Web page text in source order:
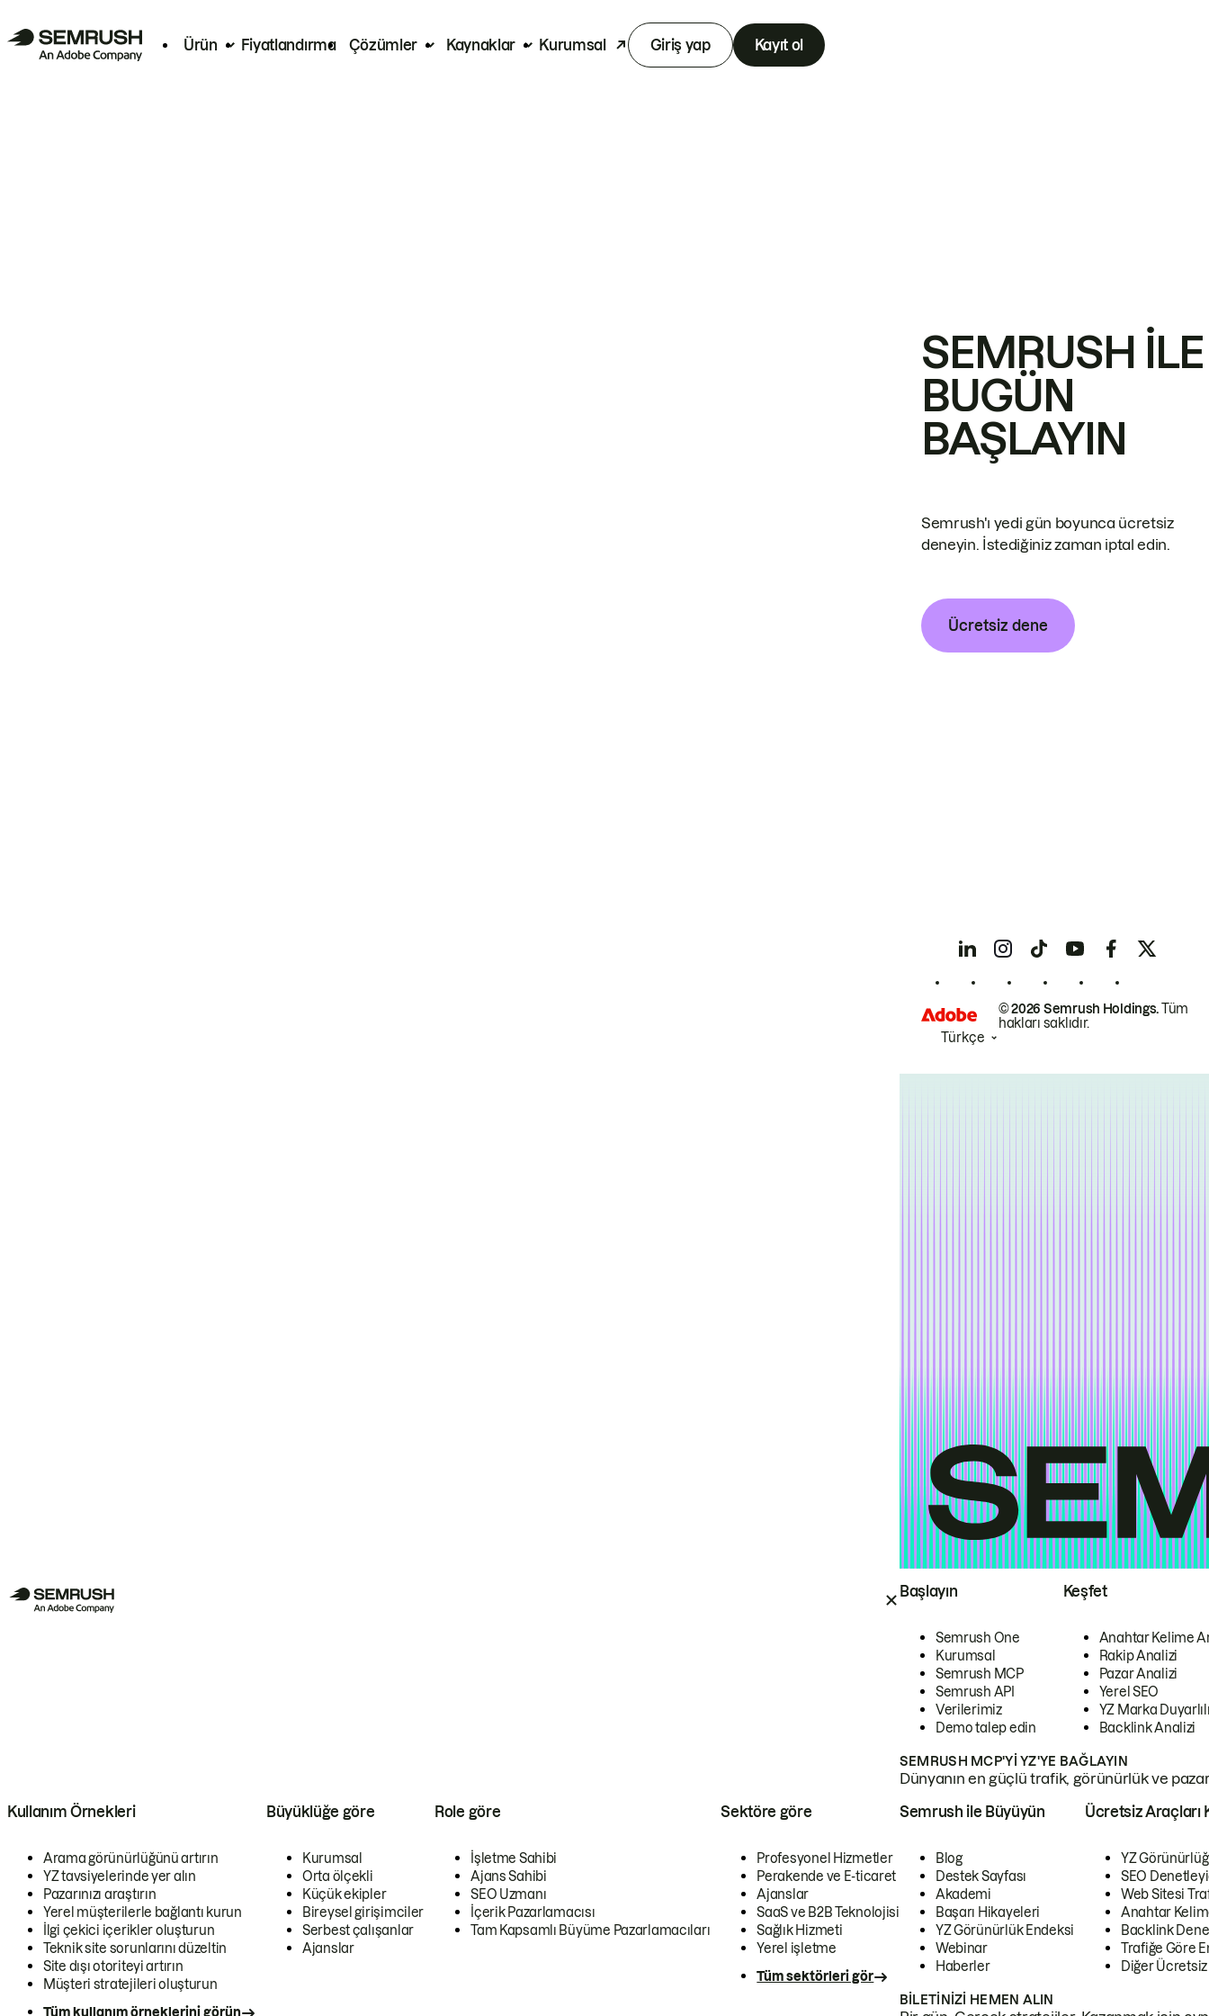
Ürün Fiyatlandırma Çözümler Kaynaklar Kurumsal Giriş yap Kayıt ol
Başlayın
Semrush One
Kurumsal
Semrush MCP
Semrush API
Verilerimiz
Demo talep edin
Keşfet
Anahtar Kelime
Rakip Analizi
Pazar Analizi
Yerel SEO
YZ Marka
Backlink Analizi
SEMRUSH MCP'YI YZ'YE BAĞLAYIN
Dünyanın en güçlü trafik, görünürlük ve
Kullanım Örnekleri
Arama görünürlüğünü artırın
YZ tavsiyelerinde yer alın
Pazarınızı araştırın
Yerel müşterilerle bağlantı kurun
İlgi çekici içerikler oluşturun
Teknik site sorunlarını düzeltin
Site dışı otoriteyi artırın
Müşteri stratejileri oluşturun
Tüm kullanım örneklerini görün
Büyüklüğe göre
Kurumsal
Orta ölçekli
Küçük ekipler
Bireysel girişimciler
Serbest çalışanlar
Ajanslar
Role göre
İşletme Sahibi
Ajans Sahibi
SEO Uzmanı
İçerik Pazarlamacısı
Tam Kapsamlı Büyüme Pazarlamacıları
Sektöre göre
Profesyonel Hizmetler
Perakende ve E-ticaret
Ajanslar
SaaS ve B2B Teknolojisi
Sağlık Hizmeti
Yerel işletme
Tüm sektörleri gör
Semrush ile Büyüyün
Blog
Destek Sayfası
Akademi
Başarı Hikayeleri
YZ Görünürlük Endeksi
Webinar
Haberler
Ücretsiz Araçları
YZ
SEO
Web Sitesi
Anahtar
Backlink
Trafiğe Göre
Diğer
BILETINIZI HEMEN ALIN
SEMRUSH ILE
BUGÜN
BAŞLAYIN
Semrush'ı yedi gün boyunca ücretsiz
deneyin. İstediğiniz zaman iptal edin.
Ücretsiz dene
© 2026 Semrush Holdings.Tüm
hakları saklıdır.
Türkçe